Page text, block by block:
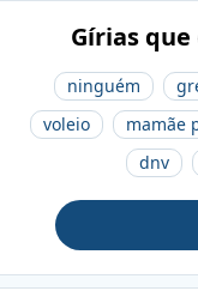
Gírias
ninguém
voleio
mamãe
dnv